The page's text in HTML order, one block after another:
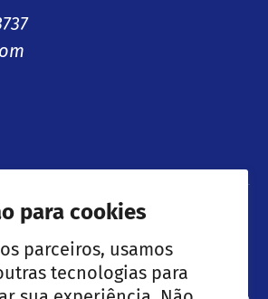
para cookies
parceiros, usamos
tecnologias para
Ofertas especiais